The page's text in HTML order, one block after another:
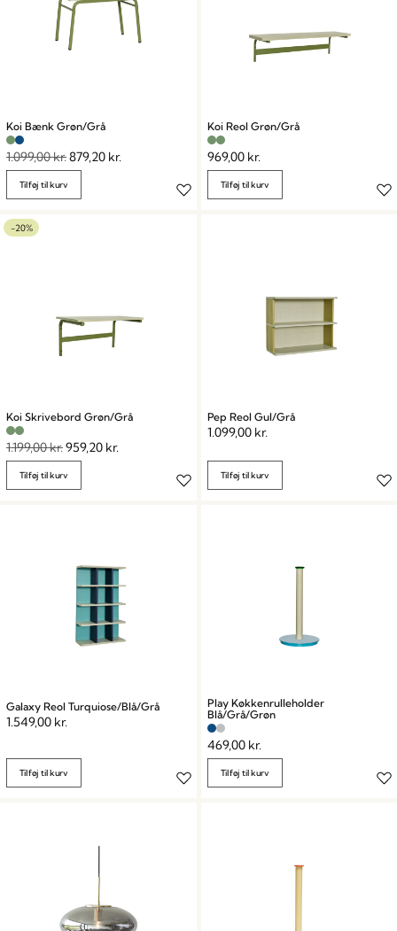
Koi Bænk Grøn/Grå
1.099,00kr.879,20 kr.
Tilføj til kurv
Koi Reol Grøn/Grå
969,00 kr.
Tilføj til kurv
-20%
Koi Skrivebord Grøn/Grå
1.199,00kr.959,20 kr.
Tilføj til kurv
Pep Reol Gul/Grå
1.099,00 kr.
Tilføj til kurv
Galaxy Reol Turquiose/Blå/Grå
1.549,00 kr.
Tilføj til kurv
Play Køkkenrulleholder
Blå/Grå/Grøn
469,00 kr.
Tilføj til kurv